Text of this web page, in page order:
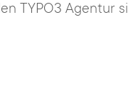
TYPO3 Agentur